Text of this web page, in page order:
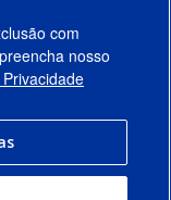
com
nosso